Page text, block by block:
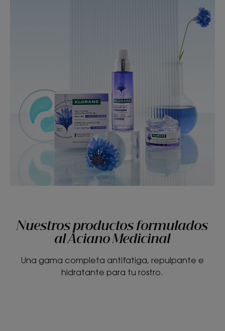
Nuestros productos formulados
al Aciano Medicinal
Una gama completa antifatiga, repulpante e
hidratante para tu rostro.